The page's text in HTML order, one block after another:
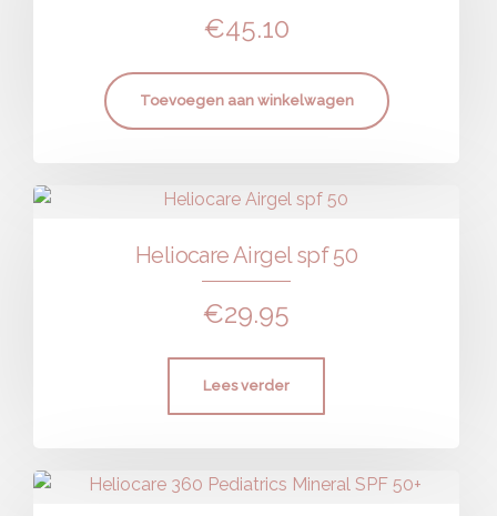
€45.10
Toevoegen aan winkelwagen
Heliocare Airgel spf 50
€29.95
Lees verder